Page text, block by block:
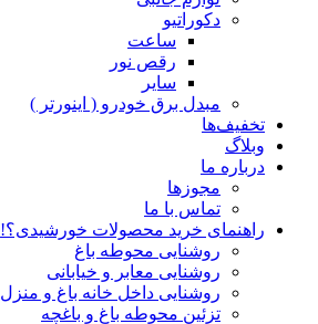
دکوراتیو
ساعت
رقص نور
سایر
مبدل برق خودرو ( اینورتر )
تخفیف‌ها
وبلاگ
درباره ما
مجوزها
تماس با ما
راهنمای خرید محصولات خورشیدی؟!
روشنایی محوطه باغ
روشنایی معابر و خیابانی
روشنایی داخل خانه باغ و منزل
تزئین محوطه باغ و باغچه